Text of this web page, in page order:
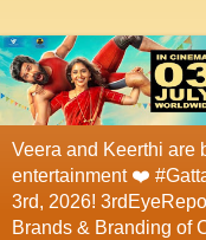
Veera and Keerthi are
entertainment ❤️
3rd, 2026!
Brands & Branding of